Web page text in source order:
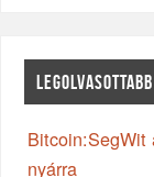
Bitcoin:SegWit
nyárra